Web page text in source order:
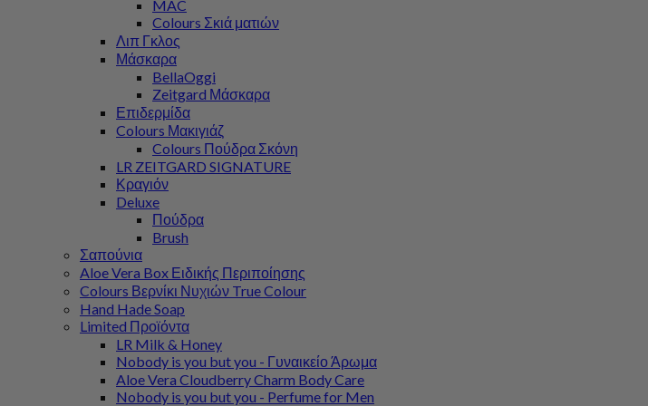
MAC
Colours Σκιά ματιών
Λιπ Γκλος
Μάσκαρα
BellaOggi
Zeitgard Μάσκαρα
Επιδερμίδα
Colours Μακιγιάζ
Colours Πούδρα Σκόνη
LR ZEITGARD SIGNATURE
Κραγιόν
Deluxe
Πούδρα
Brush
Σαπούνια
Aloe Vera Box Ειδικής Περιποίησης
Colours Βερνίκι Νυχιών True Colour
Hand Hade Soap
Limited Προϊόντα
LR Milk & Honey
Nobody is you but you - Γυναικείο Άρωμα
Aloe Vera Cloudberry Charm Body Care
Nobody is you but you - Perfume for Men